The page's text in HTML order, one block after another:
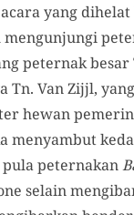
yang
peternak
Tn. Van Zijjl,
hewan
menyambut
peternakan
selain